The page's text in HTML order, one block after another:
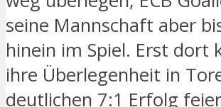
seine Mannschaft aber
hinein im Spiel. Erst dort
ihre Überlegenheit in
deutlichen 7:1 Erfolg